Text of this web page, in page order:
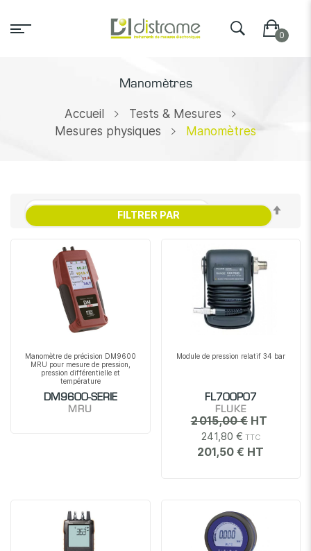
Manomètres
Accueil
Tests & Mesures
Mesures physiques
Manomètres
Manomètre de précision DM9600
MRU pour mesure de pression,
pression différentielle et
température
DM9600-SERIE
MRU
Module de pression relatif 34 bar
FL700P07
FLUKE
241,80 €
201,50 €
2 015,00 €
FILTRER PAR